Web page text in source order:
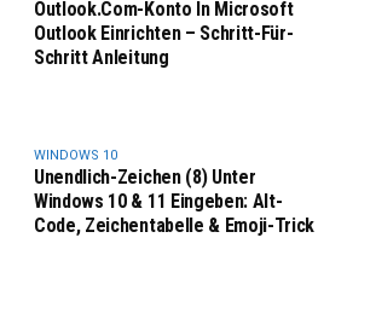
Outlook.com-Konto In Microsoft
Outlook Einrichten – Schritt-Für-
Schritt Anleitung
WINDOWS 10
Unendlich-Zeichen (8) Unter
Windows 10 & 11 Eingeben: Alt-
Code, Zeichentabelle & Emoji-Trick